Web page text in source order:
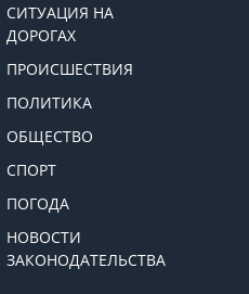
СИТУАЦИЯ НА
ДОРОГАХ
ПРОИСШЕСТВИЯ
ПОЛИТИКА
ОБЩЕСТВО
СПОРТ
ПОГОДА
НОВОСТИ
ЗАКОНОДАТЕЛЬСТВА